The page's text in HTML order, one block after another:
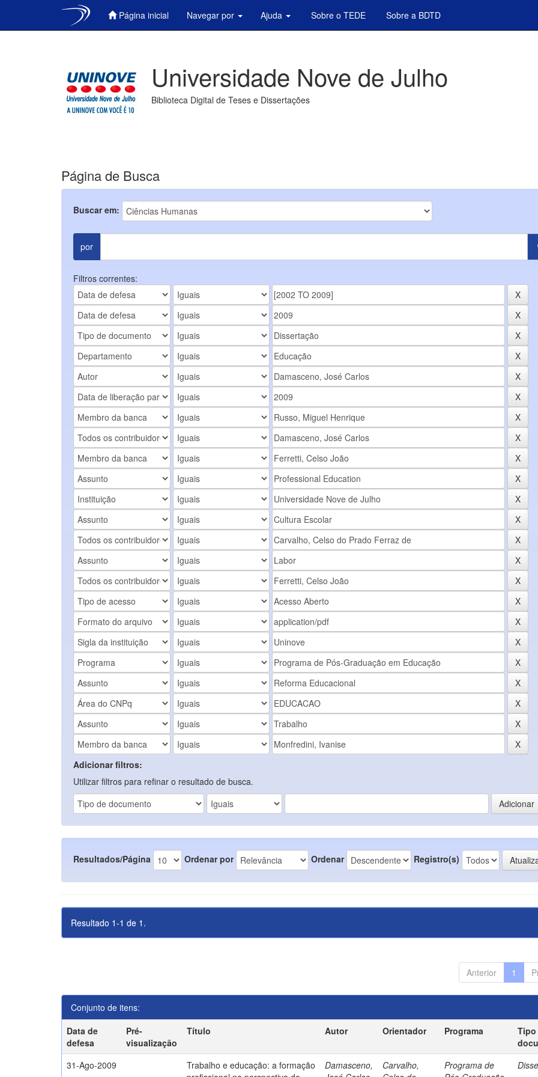
Página inicial Navegar por Ajuda Sobre o TEDE Sobre a BDTD
Universidade Nove de Julho
Biblioteca Digital de Teses e Dissertações
Página de Busca
Buscar em:
por
Filtros correntes:
Adicionar filtros:
Utilizar filtros para refinar o resultado de busca.
Resultados/Página Ordenar por Ordenar Registro(s)
Resultado 1-1 de 1.
Anterior 1
Conjunto de itens:
Data de
defesa
Pré-
visualização
Título Autor Orientador Programa
Tipo
31-Ago-2009
Trabalho e educação: a formação
Damasceno,
Carvalho,
Programa de